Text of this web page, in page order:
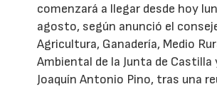
comenzará a llegar desde hoy
agosto, según anunció el
Agricultura, Ganadería, Medio
Ambiental de la Junta de Castilla
Joaquín Antonio Pino, tras una